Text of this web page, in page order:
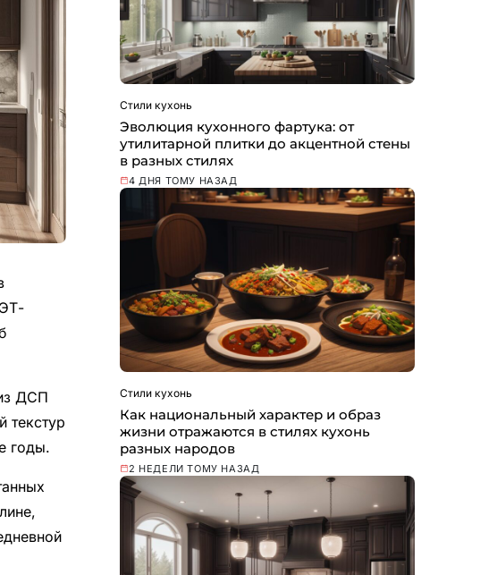
ДСП
текстур
годы.
Стили кухонь
Эволюция кухонного фартука: от
утилитарной плитки до акцентной стены
в разных стилях
4 ДНЯ ТОМУ НАЗАД
Стили кухонь
Как национальный характер и образ
жизни отражаются в стилях кухонь
разных народов
2 НЕДЕЛИ ТОМУ НАЗАД